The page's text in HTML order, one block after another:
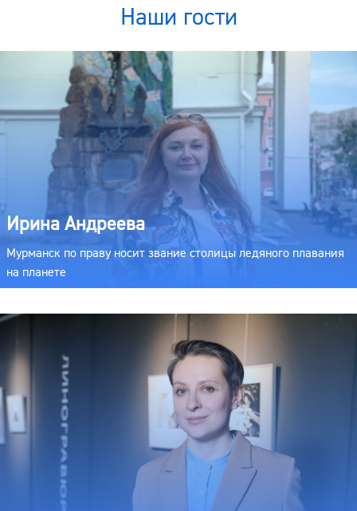
Наши гости
Ирина Андреева
Мурманск по праву носит звание столицы ледяного плавания
на планете